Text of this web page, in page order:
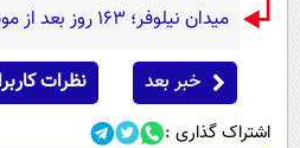
میدان نیلوفر؛ ۱۶۳ روز بعد از موشک باران
خبر بعد نظرات
اشتراک گذاری :